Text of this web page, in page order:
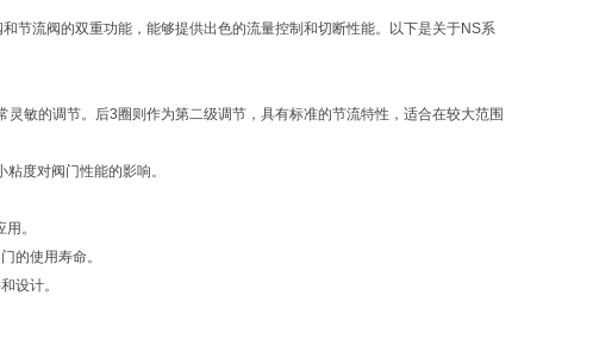
节流阀的双重功能，能够提供出色的流量控制和切断性能。以下是关于NS系
敏的调节。后3圈则作为第二级调节，具有标准的节流特性，适合在较大范围
度对阀门性能的影响。
。
的使用寿命。
设计。